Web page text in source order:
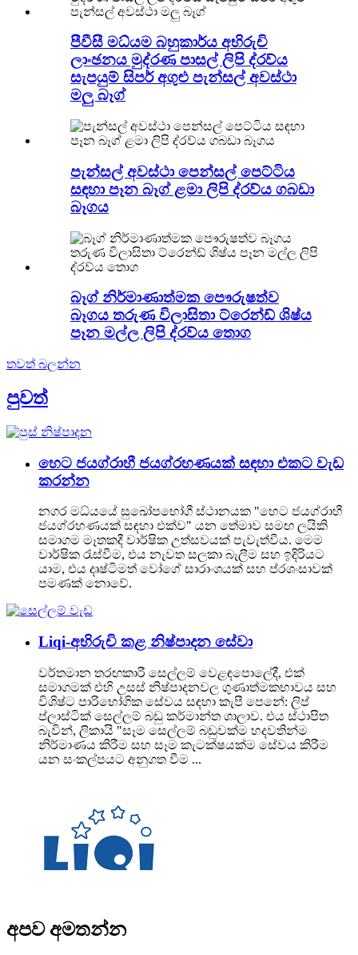
පීවීසී මධ්යම බහුකාර්ය අභිරුචි
ලාංඡනය මුද්රණ පාසල් ලිපි ද්රව්ය
සැපයුම් සිපර් අගුළු පැන්සල් අවස්ථා
මලු බෑග්
පැන්සල් අවස්ථා පෙන්සල් පෙට්ටිය
සඳහා පෑන බෑග් ළමා ලිපි ද්රව්ය ගබඩා
බෑගය
බෑග් නිර්මාණාත්මක පෞරුෂත්ව
බෑගය තරුණ විලාසිතා ට්රෙන්ඩ් ශිෂ්ය
පෑන මල්ල ලිපි ද්රව්ය තොග
තවත් බලන්න
පුවත්
හෙට ජයග්රාහී ජයග්රහණයක් සඳහා එකට වැඩ
කරන්න
නගර මධ්යයේ සුඛෝපභෝගී ස්ථානයක "හෙට ජයග්රාහී
ජයග්රහණයක් සඳහා එක්ව" යන තේමාව සමඟ ලයිකි
සමාගම මෑතකදී වාර්ෂික උත්සවයක් පැවැත්වීය. මෙම
වාර්ෂික රැස්වීම, එය නැවත සලකා බැලීම සහ ඉදිරියට
යාම, එය දෘෂ්ටිමත් වෝගේ සාරාංශයක් සහ ප්රශංසාවක්
පමණක් නොවේ.
Liqi-අභිරුචි කළ නිෂ්පාදන සේවා
වර්තමාන තරඟකාරී සෙල්ලම් වෙළඳපොලේදී, එක්
සමාගමක් එහි උසස් නිෂ්පාදනවල ගුණාත්මකභාවය සහ
විශිෂ්ට පාරිභෝගික සේවය සඳහා කැපී පෙනේ: ලිප්
ප්ලාස්ටික් සෙල්ලම් බඩු කර්මාන්ත ශාලාව. එය ස්ථාපිත
බැවින්, ලිකායි "සෑම සෙල්ලම් බඩුවක්ම හදවතින්ම
නිර්මාණය කිරීම සහ සෑම කැටක්ෂයක්ම සේවය කිරීම
යන සංකල්පයට අනුගත වීම ...
අපව අමතන්න